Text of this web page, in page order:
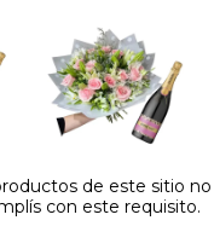
de este sitio no
con este requisito.